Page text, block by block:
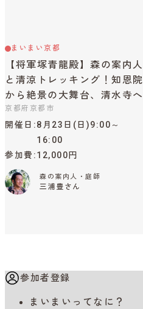
まいまい京都
【将軍塚青龍殿】森の案内人
と清涼トレッキング！知恩院
から絶景の大舞台、清水寺へ
京都府京都市
開催日
8月23日(日)9:00～
16:00
参加費 12,000円
森の案内人・庭師
三浦豊さん
参加者登録
まいまいってなに？